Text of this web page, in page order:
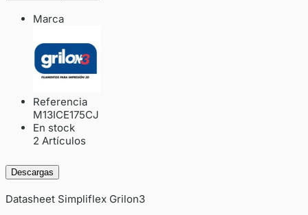
Marca
Referencia
M13ICE175CJ
En stock
2 Artículos
Descargas
Datasheet Simpliflex Grilon3